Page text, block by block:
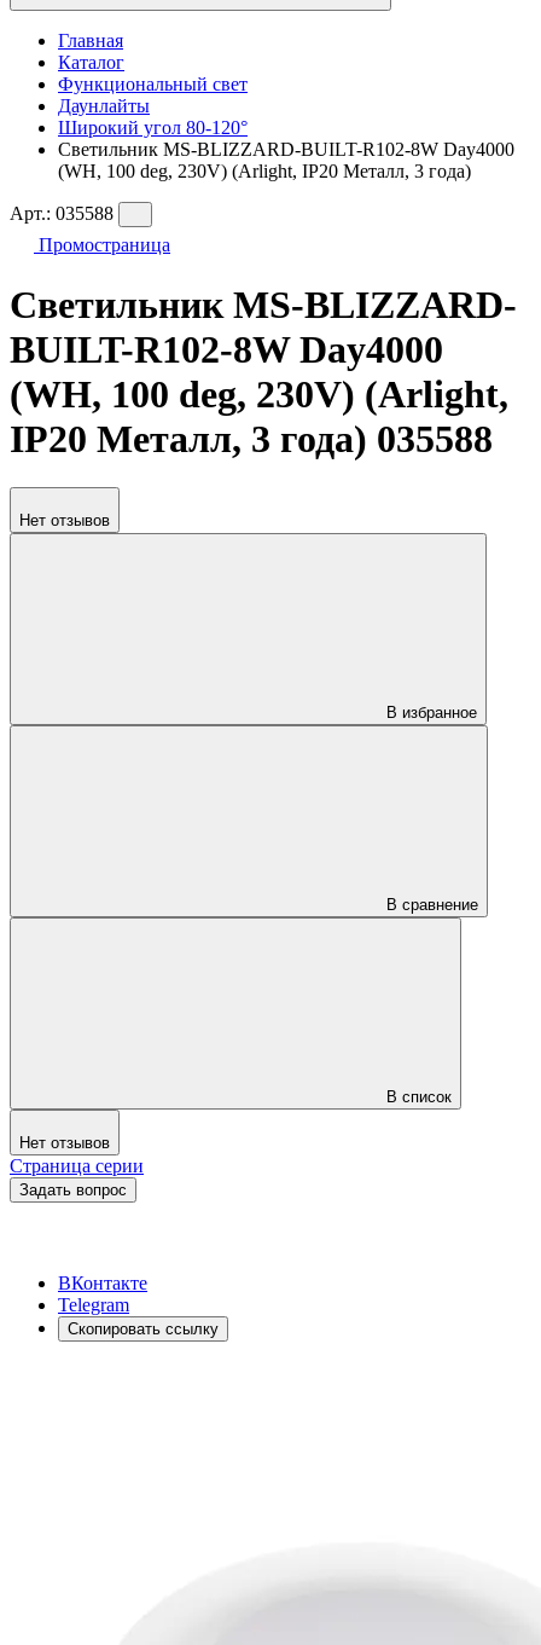
Главная
Каталог
Функциональный свет
Даунлайты
Широкий угол 80-120°
Светильник MS-BLIZZARD-BUILT-R102-8W Day4000
(WH, 100 deg, 230V) (Arlight, IP20 Металл, 3 года)
Арт.: 035588
Промостраница
Светильник MS-BLIZZARD-
BUILT-R102-8W Day4000
(WH, 100 deg, 230V) (Arlight,
IP20 Металл, 3 года) 035588
Нет отзывов
В избранное
В сравнение
В список
Нет отзывов
Страница серии
Задать вопрос
ВКонтакте
Telegram
Скопировать ссылку